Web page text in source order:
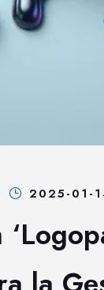
2025-01-